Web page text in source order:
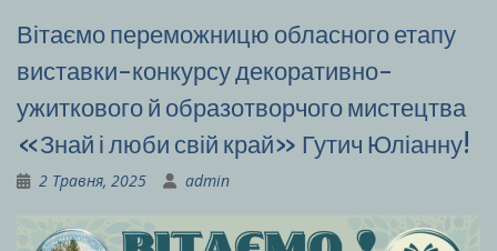
Вітаємо переможницю обласного етапу
виставки-конкурсу декоративно-
ужиткового й образотворчого мистецтва
«Знай і люби свій край» Гутич Юліанну!
2 Травня, 2025 admin